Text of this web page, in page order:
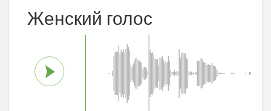
Женский голос